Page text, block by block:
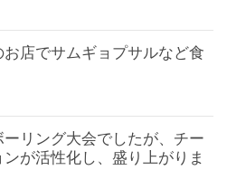
店でサムギョプサルなど食
リング大会でしたが、チー
が活性化し、盛り上がりま